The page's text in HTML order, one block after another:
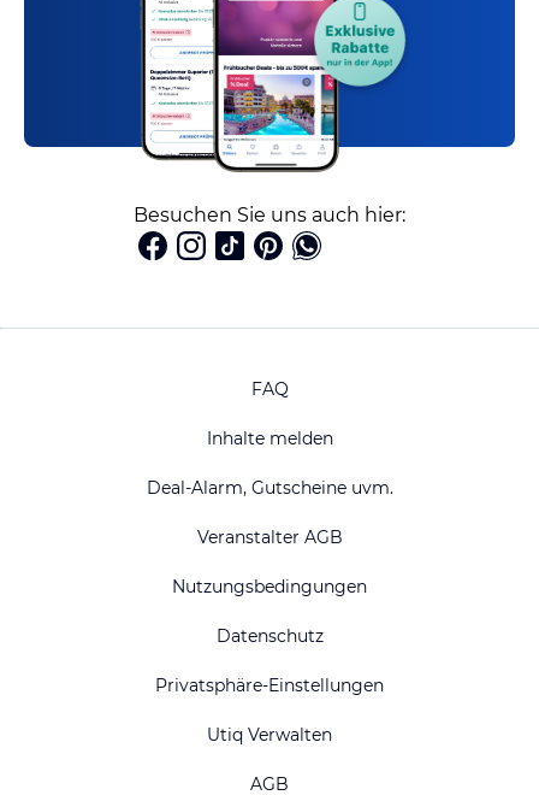
Besuchen Sie uns auch hier:
FAQ
Inhalte melden
Deal-Alarm, Gutscheine uvm.
Veranstalter AGB
Nutzungsbedingungen
Datenschutz
Privatsphäre-Einstellungen
Utiq Verwalten
AGB